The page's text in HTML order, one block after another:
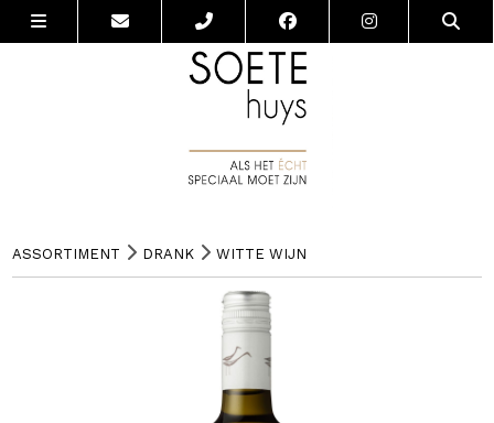
ASSORTIMENT DRANK WITTE WIJN